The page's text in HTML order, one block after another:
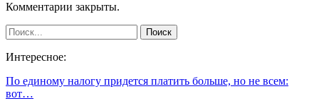
Комментарии закрыты.
Интересное:
По единому налогу придется платить больше, но не всем:
вот…